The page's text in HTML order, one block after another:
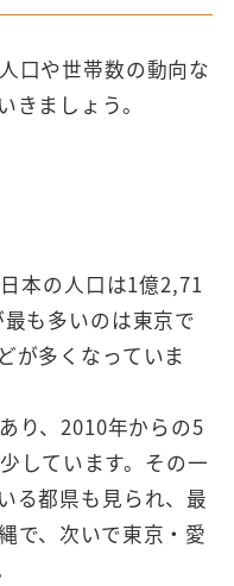
口や世帯数の動向な
きましょう。
本の人口は1億2,71
も多いのは東京で
が多くなっていま
り、2010年からの5
しています。その一
る都県も見られ、最
で、次いで東京・愛